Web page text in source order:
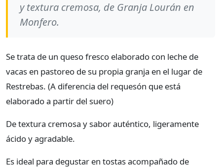
y textura cremosa, de Granja Lourán en
Monfero.
Se trata de un queso fresco elaborado con leche de
vacas en pastoreo de su propia granja en el lugar de
Restrebas. (A diferencia del requesón que está
elaborado a partir del suero)
De textura cremosa y sabor auténtico, ligeramente
ácido y agradable.
Es ideal para degustar en tostas acompañado de